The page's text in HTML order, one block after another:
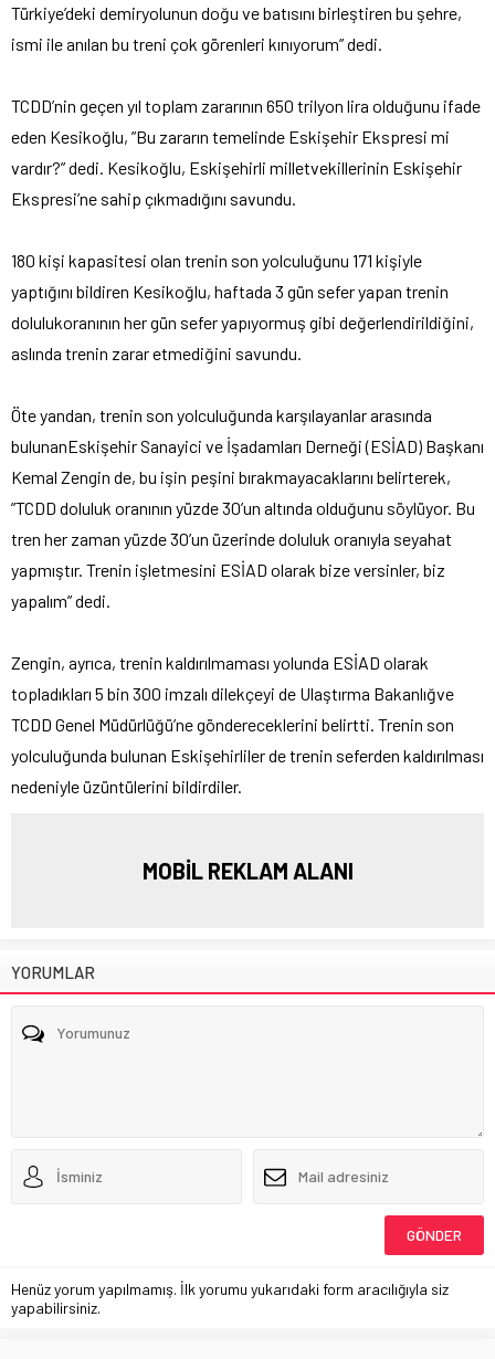
Türkiye’deki demiryolunun doğu ve batısını birleştiren bu şehre,
ismi ile anılan bu treni çok görenleri kınıyorum” dedi.
TCDD’nin geçen yıl toplam zararının 650 trilyon lira olduğunu ifade
eden Kesikoğlu, ”Bu zararın temelinde Eskişehir Ekspresi mi
vardır?” dedi. Kesikoğlu, Eskişehirli milletvekillerinin Eskişehir
Ekspresi’ne sahip çıkmadığını savundu.
180 kişi kapasitesi olan trenin son yolculuğunu 171 kişiyle
yaptığını bildiren Kesikoğlu, haftada 3 gün sefer yapan trenin
dolulukoranının her gün sefer yapıyormuş gibi değerlendirildiğini,
aslında trenin zarar etmediğini savundu.
Öte yandan, trenin son yolculuğunda karşılayanlar arasında
bulunanEskişehir Sanayici ve İşadamları Derneği (ESİAD) Başkanı
Kemal Zengin de, bu işin peşini bırakmayacaklarını belirterek,
”TCDD doluluk oranının yüzde 30’un altında olduğunu söylüyor. Bu
tren her zaman yüzde 30’un üzerinde doluluk oranıyla seyahat
yapmıştır. Trenin işletmesini ESİAD olarak bize versinler, biz
yapalım” dedi.
Zengin, ayrıca, trenin kaldırılmaması yolunda ESİAD olarak
topladıkları 5 bin 300 imzalı dilekçeyi de Ulaştırma Bakanlığve
TCDD Genel Müdürlüğü’ne göndereceklerini belirtti. Trenin son
yolculuğunda bulunan Eskişehirliler de trenin seferden kaldırılması
nedeniyle üzüntülerini bildirdiler.
MOBİL REKLAM ALANI
YORUMLAR
Henüz yorum yapılmamış. İlk yorumu yukarıdaki form aracılığıyla siz
yapabilirsiniz.